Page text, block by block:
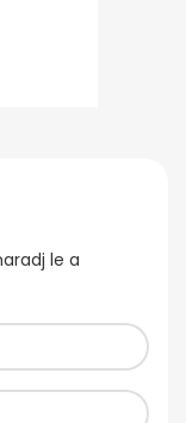
le a